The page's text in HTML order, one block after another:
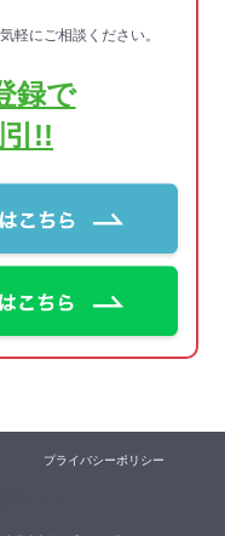
軽にご相談ください。
録で
引!!
プライバシーポリシー